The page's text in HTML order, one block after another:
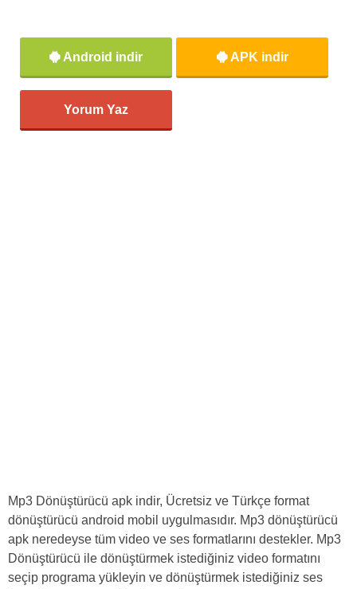
Android indir APK indir
Yorum Yaz
Mp3 Dönüştürücü apk indir, Ücretsiz ve Türkçe format
dönüştürücü android mobil uygulmasıdır. Mp3 dönüştürücü
apk neredeyse tüm video ve ses formatlarını destekler. Mp3
Dönüştürücü ile dönüştürmek istediğiniz video formatını
seçip programa yükleyin ve dönüştürmek istediğiniz ses